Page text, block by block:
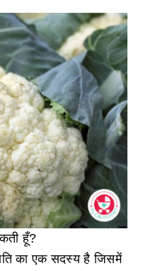
हूँ?
का एक सदस्य है जिसमें